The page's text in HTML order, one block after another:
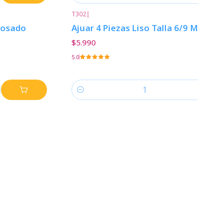
T302|
Ajuar 4 Piezas Liso Talla 6/9
$5.990
5.0
Cantidad